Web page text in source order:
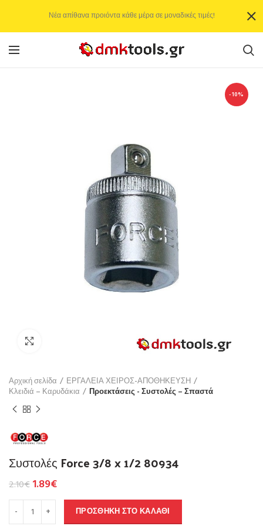
-10%
Αρχική σελίδα
ΕΡΓΑΛΕΙΑ ΧΕΙΡΟΣ-ΑΠΟΘΗΚΕΥΣΗ
Κλειδιά – Καρυδάκια
Προεκτάσεις - Συστολές – Σπαστά
Συστολές Force 3/8 x 1/2 80934
2.10€1.89€
ΠΡΟΣΘΉΚΗ ΣΤΟ ΚΑΛΆΘΙ
Νέα απίθανα προιόντα κάθε μέρα σε μοναδικές τιμές!